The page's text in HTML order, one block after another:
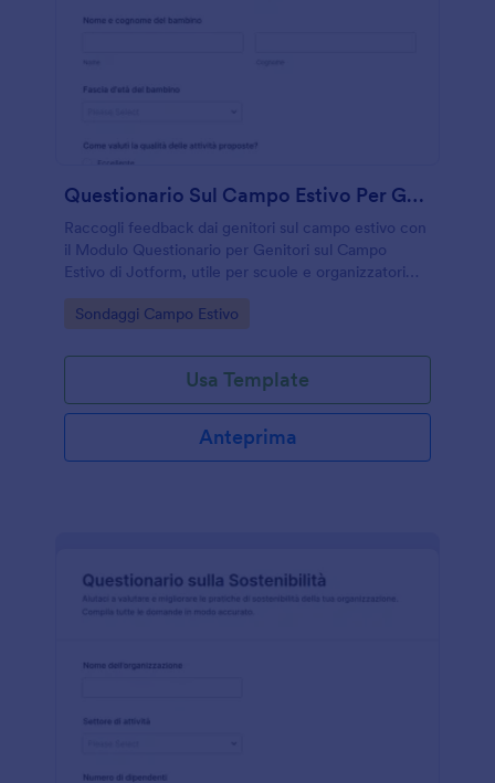
Questionario Sul Campo Estivo Per Genitori
Raccogli feedback dai genitori sul campo estivo con
il Modulo Questionario per Genitori sul Campo
Estivo di Jotform, utile per scuole e organizzatori
che vogliono migliorare attività, comunicazione e
esperienza complessiva.
Go to Category:
Sondaggi Campo Estivo
Usa Template
Anteprima